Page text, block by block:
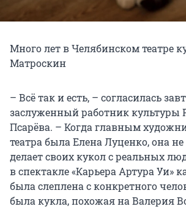
Много лет в Челябинском театре
Матроскин
– Всё так и есть, – согласилась
заслуженный работник
Псарёва. – Когда главным
театра была Елена Луценко, она
делает своих кукол с реальных
в спектакле «Карьера Артура Уи»
была слеплена с конкретного
была кукла, похожая на Валерия